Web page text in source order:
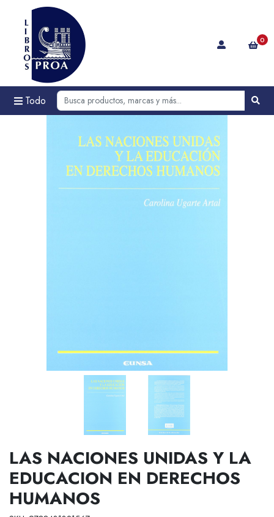
Todo
0
LAS NACIONES UNIDAS Y LA
EDUCACION EN DERECHOS
HUMANOS